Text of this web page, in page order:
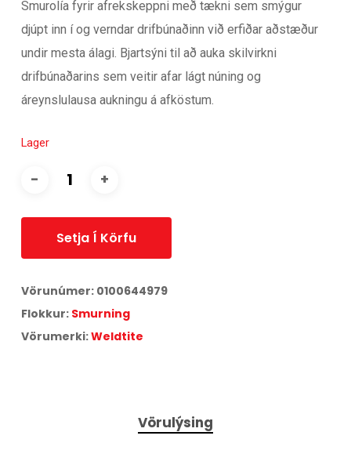
Smurolía fyrir afrekskeppni með tækni sem smýgur
djúpt inn í og ​​verndar drifbúnaðinn við erfiðar aðstæður
undir mesta álagi. Bjartsýni til að auka skilvirkni
drifbúnaðarins sem veitir afar lágt núning og
áreynslulausa aukningu á afköstum.
Lager
Setja Í Körfu
Vörunúmer: 0100644979
Flokkur: Smurning
Vörumerki:Weldtite
Vörulýsing